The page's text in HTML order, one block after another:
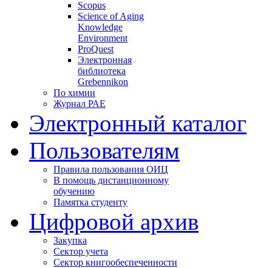
Scopus
Science of Aging
Knowledge
Environment
ProQuest
Электронная
библиотека
Grebennikon
По химии
Журнал РАЕ
Электронный каталог
Пользователям
Правила пользования ОИЦ
В помощь дистанционному
обучению
Памятка студенту
Цифровой архив
Закупка
Сектор учета
Сектор книгообеспеченности